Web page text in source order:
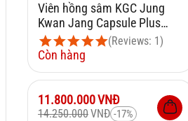
Viên hồng sâm KGC Jung
Kwan Jang Capsule Plus
650mg x 120 viên(Reviews: 1)
Còn hàng
Giảm 17%
11.800.000VNĐ
14.250.000VNĐ -17%